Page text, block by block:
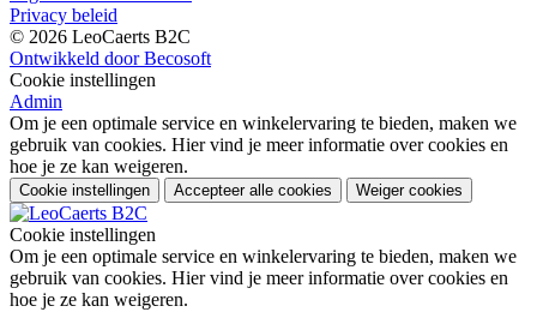
Privacy beleid
© 2026 LeoCaerts B2C
Ontwikkeld door Becosoft
Cookie instellingen
Admin
Om je een optimale service en winkelervaring te bieden, maken we
gebruik van cookies. Hier vind je meer informatie over cookies en
hoe je ze kan weigeren.
Cookie instellingen Accepteer alle cookies Weiger cookies
Cookie instellingen
Om je een optimale service en winkelervaring te bieden, maken we
gebruik van cookies. Hier vind je meer informatie over cookies en
hoe je ze kan weigeren.